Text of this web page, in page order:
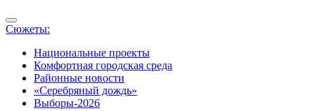
Сюжеты:
Национальные проекты
Комфортная городская среда
Районные новости
«Серебряный дождь»
Выборы-2026